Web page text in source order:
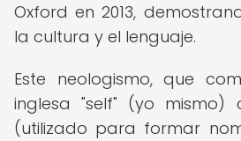
Oxford en 2013,
la cultura y el lenguaje.
Este neologismo, que
inglesa "self" (yo mismo)
(utilizado para formar